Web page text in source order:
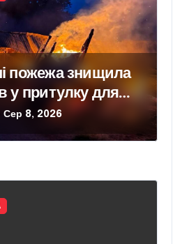
пожежа знищила
у притулку для
Сер 8, 2026